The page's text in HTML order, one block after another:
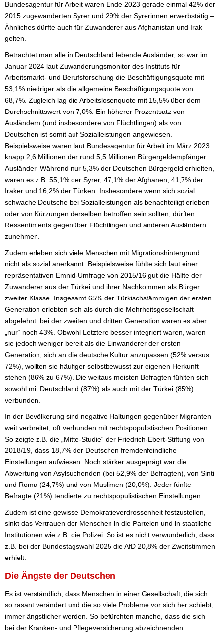
Bundesagentur für Arbeit waren Ende 2023 gerade einmal 42% der
2015 zugewanderten Syrer und 29% der Syrerinnen erwerbstätig –
Ähnliches dürfte auch für Zuwanderer aus Afghanistan und Irak
gelten.
Betrachtet man alle in Deutschland lebende Ausländer, so war im
Januar 2024 laut Zuwanderungsmonitor des Instituts für
Arbeitsmarkt- und Berufsforschung die Beschäftigungsquote mit
53,1% niedriger als die allgemeine Beschäftigungsquote von
68,7%. Zugleich lag die Arbeitslosenquote mit 15,5% über dem
Durchschnittswert von 7,0%. Ein höherer Prozentsatz von
Ausländern (und insbesondere von Flüchtlingen) als von
Deutschen ist somit auf Sozialleistungen angewiesen.
Beispielsweise waren laut Bundesagentur für Arbeit im März 2023
knapp 2,6 Millionen der rund 5,5 Millionen Bürgergeldempfänger
Ausländer. Während nur 5,3% der Deutschen Bürgergeld erhielten,
waren es z.B. 55,1% der Syrer, 47,1% der Afghanen, 41,7% der
Iraker und 16,2% der Türken. Insbesondere wenn sich sozial
schwache Deutsche bei Sozialleistungen als benachteiligt erleben
oder von Kürzungen derselben betroffen sein sollten, dürften
Ressentiments gegenüber Flüchtlingen und anderen Ausländern
zunehmen.
Zudem erleben sich viele Menschen mit Migrationshintergrund
nicht als sozial anerkannt. Beispielsweise fühlte sich laut einer
repräsentativen Emnid-Umfrage von 2015/16 gut die Hälfte der
Zuwanderer aus der Türkei und ihrer Nachkommen als Bürger
zweiter Klasse. Insgesamt 65% der Türkischstämmigen der ersten
Generation erlebten sich als durch die Mehrheitsgesellschaft
abgelehnt; bei der zweiten und dritten Generation waren es aber
„nur“ noch 43%. Obwohl Letztere besser integriert waren, waren
sie jedoch weniger bereit als die Einwanderer der ersten
Generation, sich an die deutsche Kultur anzupassen (52% versus
72%), wollten sie häufiger selbstbewusst zur eigenen Herkunft
stehen (86% zu 67%). Die weitaus meisten Befragten fühlten sich
sowohl mit Deutschland (87%) als auch mit der Türkei (85%)
verbunden.
In der Bevölkerung sind negative Haltungen gegenüber Migranten
weit verbreitet, oft verbunden mit rechtspopulistischen Positionen.
So zeigte z.B. die „Mitte-Studie“ der Friedrich-Ebert-Stiftung von
2018/19, dass 18,7% der Deutschen fremdenfeindliche
Einstellungen aufwiesen. Noch stärker ausgeprägt war die
Abwertung von Asylsuchenden (bei 52,9% der Befragten), von Sinti
und Roma (24,7%) und von Muslimen (20,0%). Jeder fünfte
Befragte (21%) tendierte zu rechtspopulistischen Einstellungen.
Zudem ist eine gewisse Demokratieverdrossenheit festzustellen,
sinkt das Vertrauen der Menschen in die Parteien und in staatliche
Institutionen wie z.B. die Polizei. So ist es nicht verwunderlich, dass
z.B. bei der Bundestagswahl 2025 die AfD 20,8% der Zweitstimmen
erhielt.
Die Ängste der Deutschen
Es ist verständlich, dass Menschen in einer Gesellschaft, die sich
so rasant verändert und die so viele Probleme vor sich her schiebt,
immer ängstlicher werden. So befürchten manche, dass die sich
bei der Kranken- und Pflegeversicherung abzeichnenden